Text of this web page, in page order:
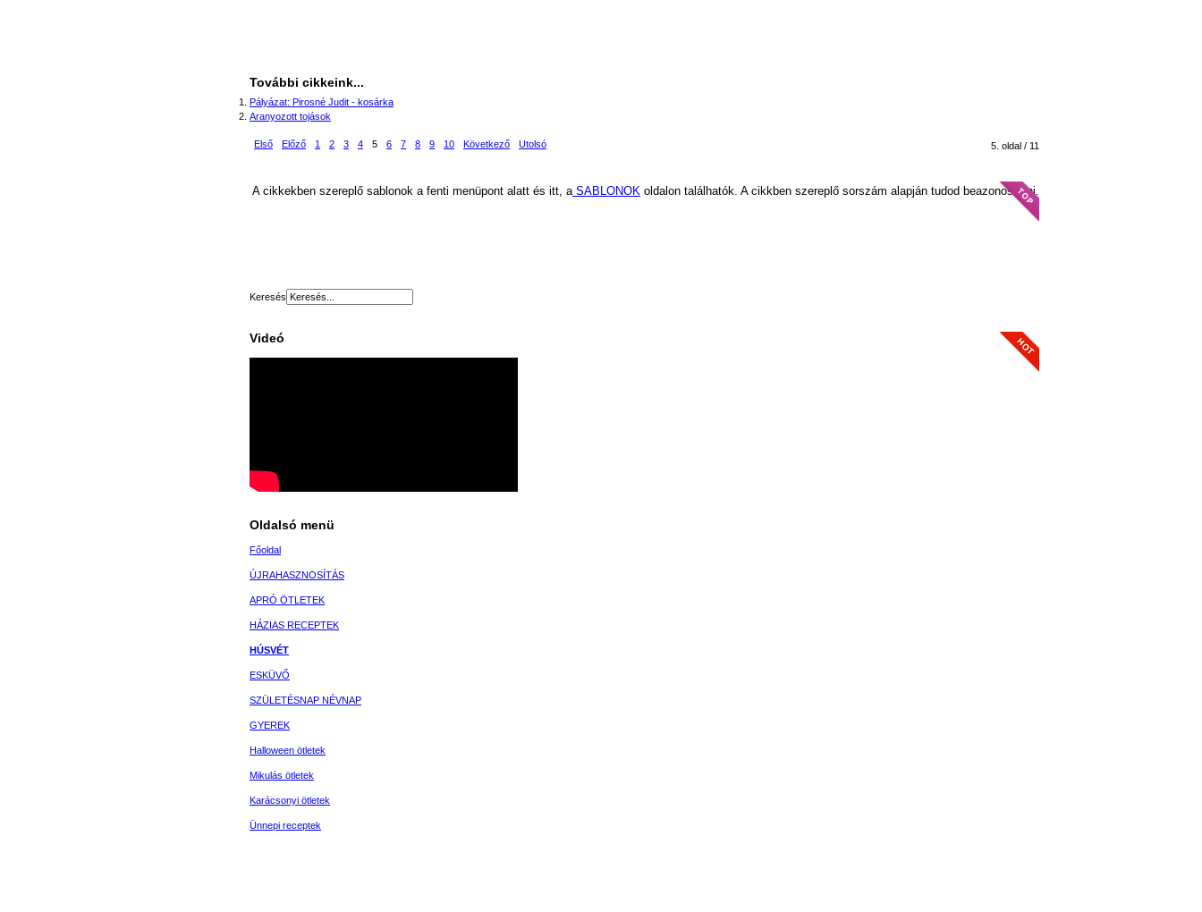
További cikkeink...
Pályázat: Pirosné Judit - kosárka
Aranyozott tojások
5. oldal / 11
Első Előző 1 2 3 4 5 6 7 8 9 10 Következő Utolsó
A cikkekben szereplő sablonok a fenti menüpont alatt és itt, aSABLONOK oldalon találhatók. A cikkben szereplő sorszám alapján tudod beazonosítani.
Keresés
Videó
Oldalsó menü
Főoldal
ÚJRAHASZNOSÍTÁS
APRÓ ÖTLETEK
HÁZIAS RECEPTEK
HÚSVÉT
ESKÜVŐ
SZÜLETÉSNAP NÉVNAP
GYEREK
Halloween ötletek
Mikulás ötletek
Karácsonyi ötletek
Ünnepi receptek